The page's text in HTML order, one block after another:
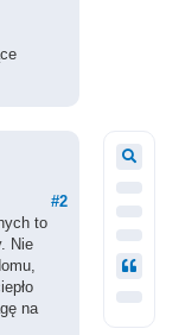
#2
to
Nie
na